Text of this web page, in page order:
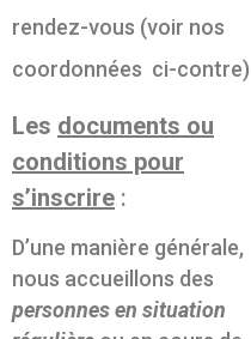
rendez-vous (voir nos
coordonnées ci-contre)
Les documents ou
conditions pour
s’inscrire :
D’une manière générale,
nous accueillons des
personnesen situation